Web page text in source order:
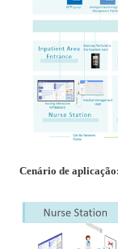
Cenário de